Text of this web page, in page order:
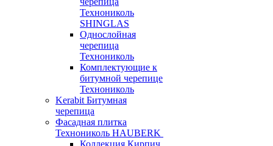
Технониколь
SHINGLAS
Однослойная
черепица
Технониколь
Комплектующие к
битумной черепице
Технониколь
Kerabit Битумная
черепица
Фасадная плитка
Технониколь HAUBERK
Кол​лекция Кирпич